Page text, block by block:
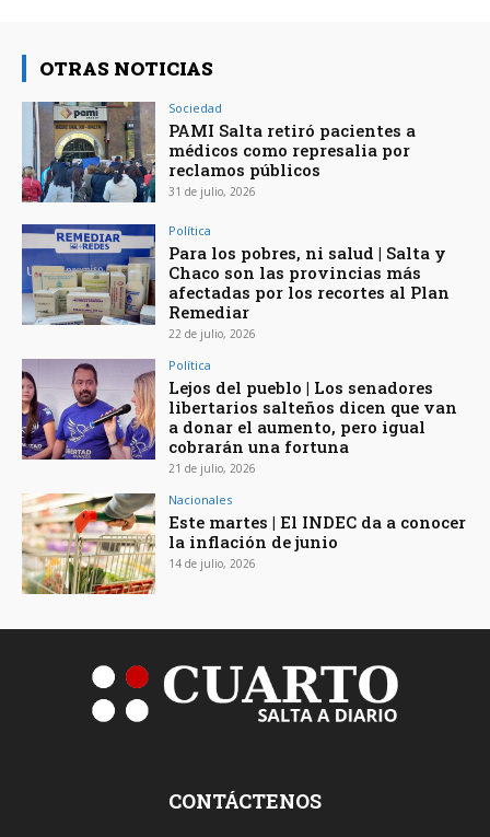
OTRAS NOTICIAS
Sociedad
PAMI Salta retiró pacientes a
médicos como represalia por
reclamos públicos
31 de julio, 2026
Política
Para los pobres, ni salud | Salta y
Chaco son las provincias más
afectadas por los recortes al Plan
Remediar
22 de julio, 2026
Política
Lejos del pueblo | Los senadores
libertarios salteños dicen que van
a donar el aumento, pero igual
cobrarán una fortuna
21 de julio, 2026
Nacionales
Este martes | El INDEC da a conocer
la inflación de junio
14 de julio, 2026
CONTÁCTENOS